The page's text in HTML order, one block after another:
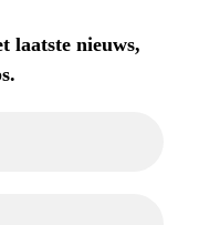
laatste nieuws,